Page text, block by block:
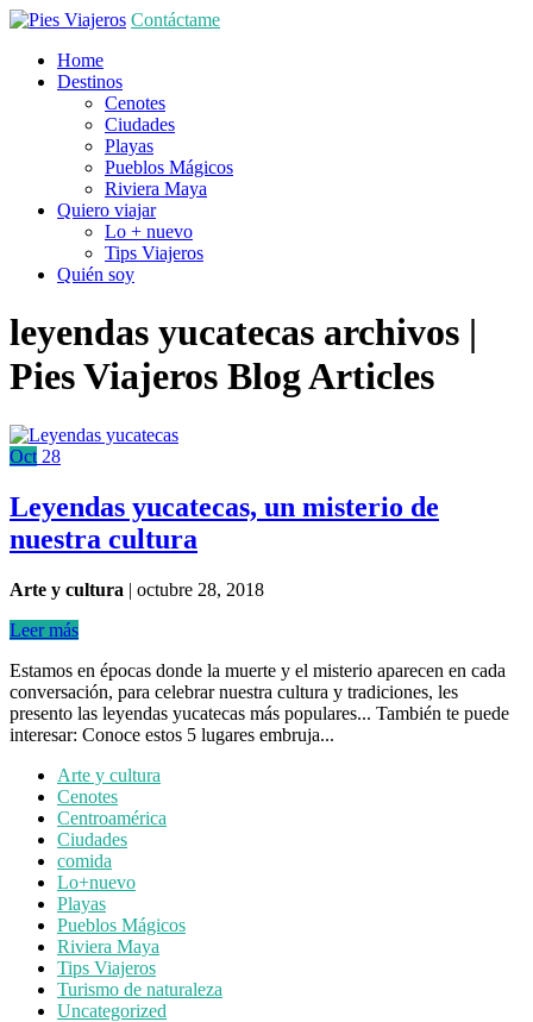
Contáctame
Home
Destinos
Cenotes
Ciudades
Playas
Pueblos Mágicos
Riviera Maya
Quiero viajar
Lo + nuevo
Tips Viajeros
Quién soy
leyendas yucatecas archivos |
Pies Viajeros Blog Articles
Oct 28
Leyendas yucatecas, un misterio de
nuestra cultura
Arte y cultura | octubre 28, 2018
Leer más
Estamos en épocas donde la muerte y el misterio aparecen en cada
conversación, para celebrar nuestra cultura y tradiciones, les
presento las leyendas yucatecas más populares... También te puede
interesar: Conoce estos 5 lugares embruja...
Arte y cultura
Cenotes
Centroamérica
Ciudades
comida
Lo+nuevo
Playas
Pueblos Mágicos
Riviera Maya
Tips Viajeros
Turismo de naturaleza
Uncategorized